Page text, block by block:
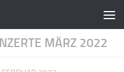
MÄRZ 2022